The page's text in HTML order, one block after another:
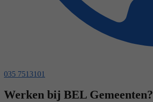
035 7513101
Werken bij BEL Gemeenten?